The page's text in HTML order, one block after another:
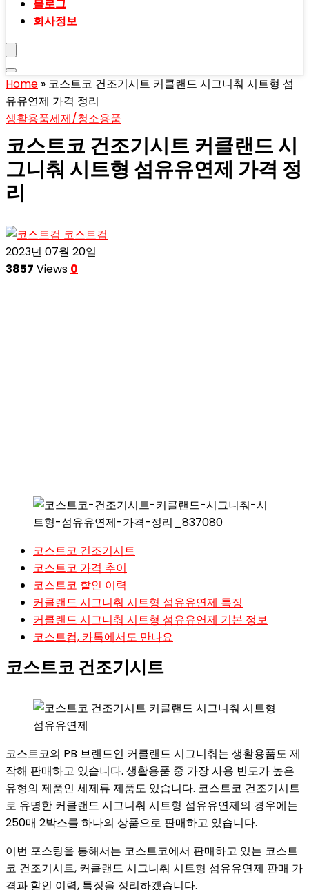
블로그
회사정보
Home » 코스트코 건조기시트 커클랜드 시그니춰 시트형 섬
유유연제 가격 정리
생활용품세제/청소용품
코스트코 건조기시트 커클랜드 시
그니춰 시트형 섬유유연제 가격 정
리
코스트컴
2023년 07월 20일
3857 Views 0
코스트코 건조기시트
코스트코 가격 추이
코스트코 할인 이력
커클랜드 시그니춰 시트형 섬유유연제 특징
커클랜드 시그니춰 시트형 섬유유연제 기본 정보
코스트컴, 카톡에서도 만나요
코스트코 건조기시트
코스트코의 PB 브랜드인 커클랜드 시그니춰는 생활용품도 제
작해 판매하고 있습니다. 생활용품 중 가장 사용 빈도가 높은
유형의 제품인 세제류 제품도 있습니다. 코스트코 건조기시트
로 유명한 커클랜드 시그니춰 시트형 섬유유연제의 경우에는
250매 2박스를 하나의 상품으로 판매하고 있습니다.
이번 포스팅을 통해서는 코스트코에서 판매하고 있는 코스트
코 건조기시트, 커클랜드 시그니춰 시트형 섬유유연제 판매 가
격과 할인 이력, 특징을 정리하겠습니다.